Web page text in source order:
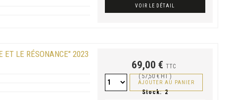
VOIR LE DÉTAIL
ET LE RÉSONANCE" 2023
69,00 € TTC
( 57,50 € HT )
Stock: 2
AJOUTER AU PANIER